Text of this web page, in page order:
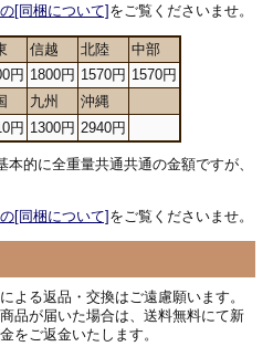
[同梱について]をご覧くださいませ。
信越 北陸
中部
円 1800円 1570円 1570円
九州
沖縄
円 1300円 2940円
的に全重量共通共通の金額ですが、
[同梱について] をご覧くださいませ。
よる返品・交換はご遠慮願います。
品が届いた場合は、送料無料にて新
をご返金いたします。